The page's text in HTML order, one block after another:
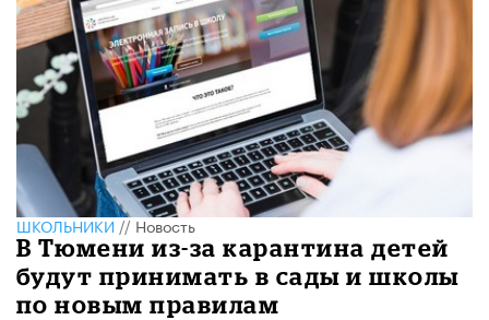
ШКОЛЬНИКИ//Новость
В Тюмени из-за карантина детей
будут принимать в сады и школы
по новым правилам